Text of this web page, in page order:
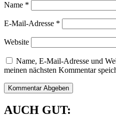
Name *
E-Mail-Adresse *
Website
Name, E-Mail-Adresse und
meinen nächsten Kommentar
AUCH GUT: